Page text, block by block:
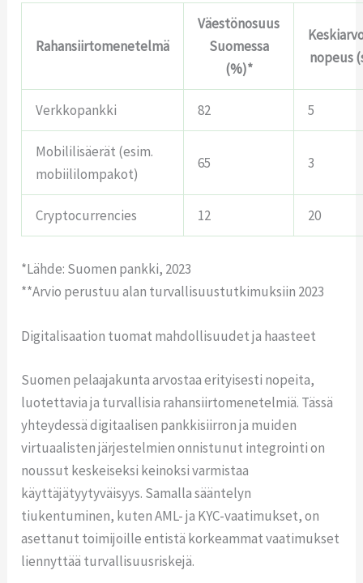
Rahansiirtomenetelmä
Väestönosuus
Suomessa
(%)*
nopeus
Verkkopankki 82 5
Mobililisäerät (esim.
mobiililompakot)
65 3
Cryptocurrencies 12 20
*Lähde: Suomen pankki, 2023
**Arvio perustuu alan turvallisuustutkimuksiin 2023
Digitalisaation tuomat mahdollisuudet ja haasteet
Suomen pelaajakunta arvostaa erityisesti nopeita,
luotettavia ja turvallisia rahansiirtomenetelmiä. Tässä
yhteydessä digitaalisen pankkisiirron ja muiden
virtuaalisten järjestelmien onnistunut integrointi on
noussut keskeiseksi keinoksi varmistaa
käyttäjätyytyväisyys. Samalla sääntelyn
tiukentuminen, kuten AML- ja KYC-vaatimukset, on
asettanut toimijoille entistä korkeammat vaatimukset
liennyttää turvallisuusriskejä.